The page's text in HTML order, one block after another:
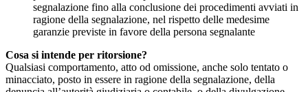
segnalazione fino alla conclusione dei procedimenti avviati in
ragione della segnalazione, nel rispetto delle medesime
garanzie previste in favore della persona segnalante
Cosa si intende per ritorsione?
Qualsiasi comportamento, atto od omissione, anche solo tentato o
minacciato, posto in essere in ragione della segnalazione, della